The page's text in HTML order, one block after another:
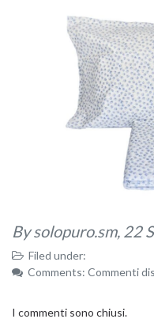
By solopuro.sm, 22
Filed under:
Comments: Commenti
I commenti sono chiusi.